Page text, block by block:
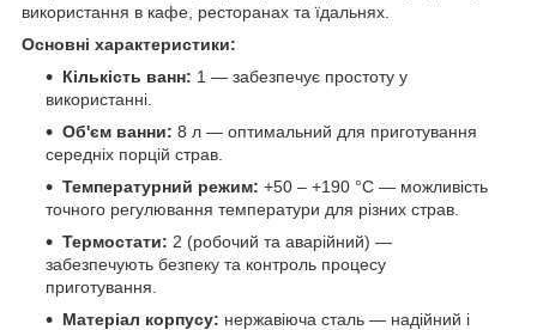
використання в кафе, ресторанах та їдальнях.
Основні характеристики:
Кількість ванн: 1 — забезпечує простоту у
використанні.
Об'єм ванни: 8 л — оптимальний для приготування
середніх порцій страв.
Температурний режим: +50 – +190 °C — можливість
точного регулювання температури для різних страв.
Термостати: 2 (робочий та аварійний) —
забезпечують безпеку та контроль процесу
приготування.
Матеріал корпусу: нержавіюча сталь — надійний і